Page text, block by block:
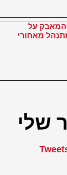
המאבק על
מאחורי
שלי